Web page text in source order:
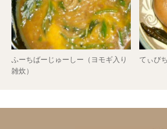
ふーちばーじゅーしー（ヨモギ入り
雑炊）
てぃび